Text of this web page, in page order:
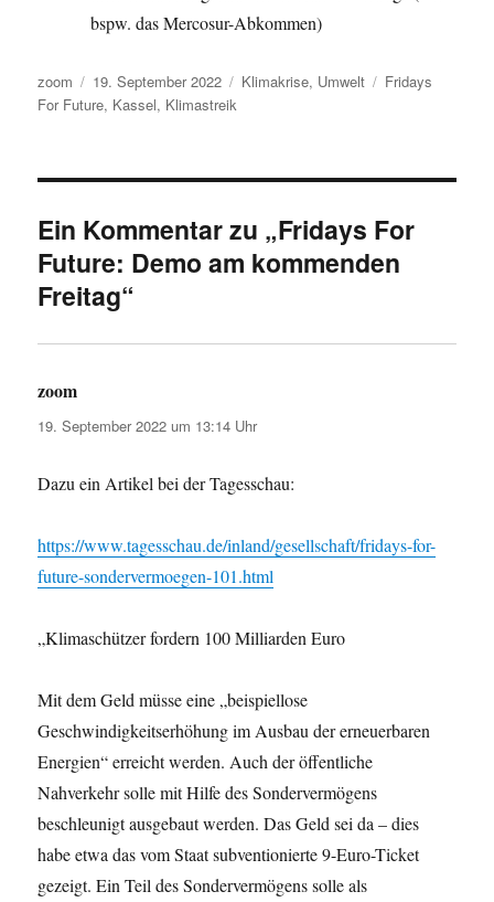
bspw. das Mercosur-Abkommen)
Autor
zoom
Veröffentlicht
am
19. September 2022 Kategorien
Klimakrise, Umwelt Schlagwörter
Fridays
For Future, Kassel, Klimastreik
Ein Kommentar zu „Fridays For
Future: Demo am kommenden
Freitag“
zoom
19. September 2022 um 13:14 Uhr
Dazu ein Artikel bei der Tagesschau:
https://www.tagesschau.de/inland/gesellschaft/fridays-for-
future-sondervermoegen-101.html
„Klimaschützer fordern 100 Milliarden Euro
Mit dem Geld müsse eine „beispiellose
Geschwindigkeitserhöhung im Ausbau der erneuerbaren
Energien“ erreicht werden. Auch der öffentliche
Nahverkehr solle mit Hilfe des Sondervermögens
beschleunigt ausgebaut werden. Das Geld sei da – dies
habe etwa das vom Staat subventionierte 9-Euro-Ticket
gezeigt. Ein Teil des Sondervermögens solle als